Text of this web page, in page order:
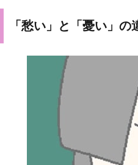
「愁い」と「憂い」